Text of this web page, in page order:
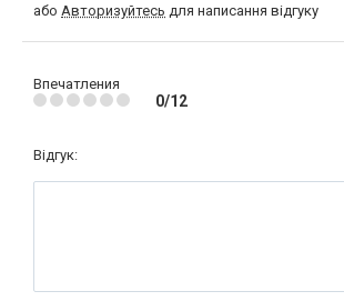
або Авторизуйтесь для написання відгуку
Впечатления
0/12
Відгук: